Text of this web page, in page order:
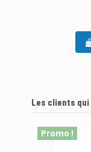
Les clients
Promo !